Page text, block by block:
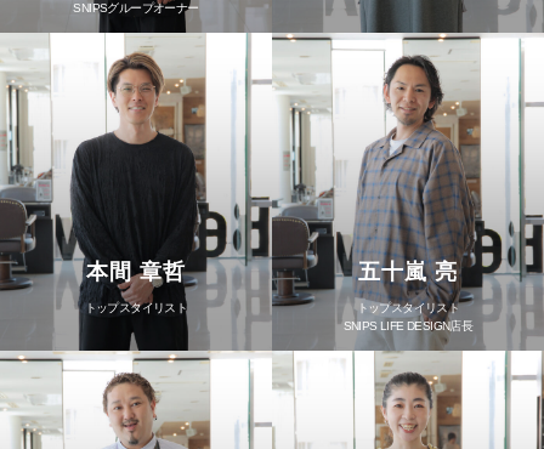
SNIPSグループオーナー
本間 章哲
トップスタイリスト
五十嵐 亮
トップスタイリスト
SNIPS LIFE DESIGN店長